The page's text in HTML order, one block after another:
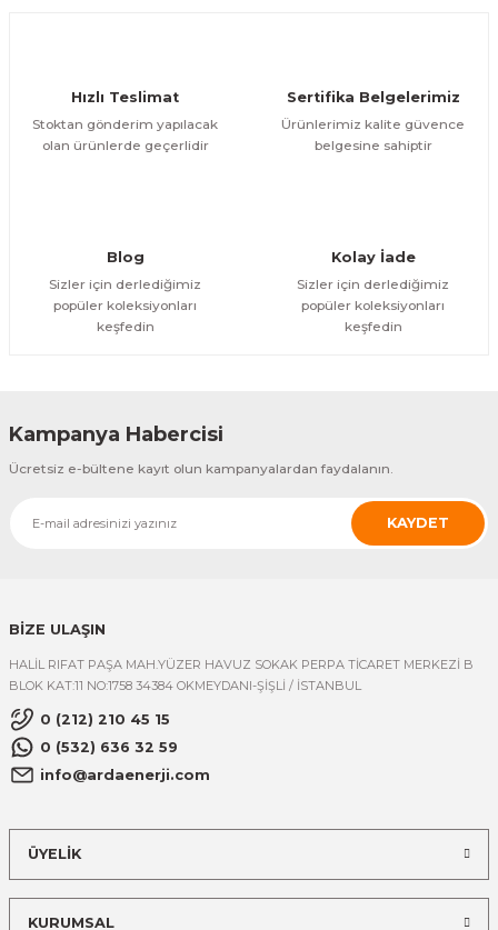
Bu ürüne benzer farklı alternatifler olmalı.
Hızlı Teslimat
Stoktan gönderim yapılacak
olan ürünlerde geçerlidir
Sertifika Belgelerimiz
Ürünlerimiz kalite güvence
belgesine sahiptir
Blog
Sizler için derlediğimiz
popüler koleksiyonları
keşfedin
Kolay İade
Sizler için derlediğimiz
popüler koleksiyonları
keşfedin
Kampanya Habercisi
Ücretsiz e-bültene kayıt olun kampanyalardan faydalanın.
KAYDET
BİZE ULAŞIN
HALİL RIFAT PAŞA MAH.YÜZER HAVUZ SOKAK PERPA TİCARET MERKEZİ B
BLOK KAT:11 NO:1758 34384 OKMEYDANI-ŞİŞLİ / İSTANBUL
0 (212) 210 45 15
0 (532) 636 32 59
info@ardaenerji.com
ÜYELİK
KURUMSAL